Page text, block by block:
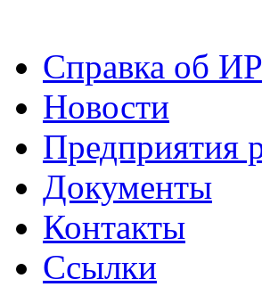
Справка об
Новости
Предприятия
Документы
Контакты
Ссылки